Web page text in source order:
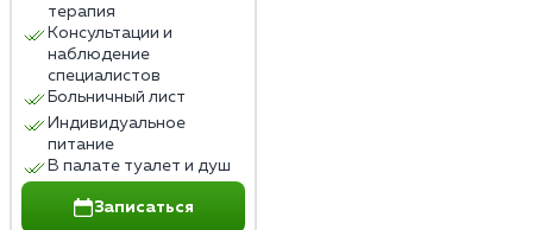
терапия
Консультации и
наблюдение
специалистов
Больничный лист
Индивидуальное
питание
В палате туалет и душ
Записаться